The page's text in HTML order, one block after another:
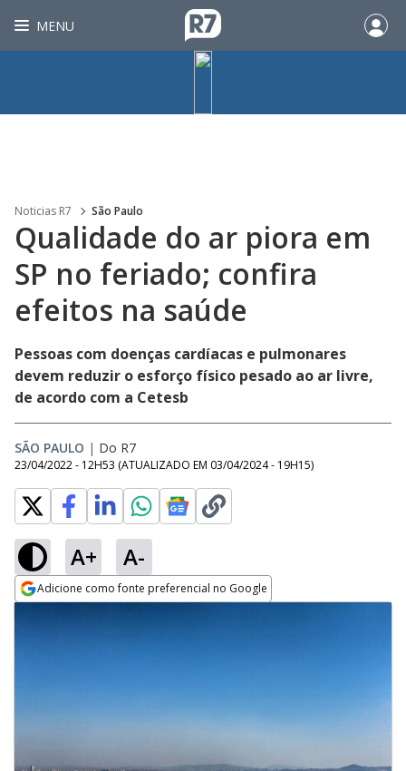
MENU
Noticias R7 São Paulo
Qualidade do ar piora em
SP no feriado; confira
efeitos na saúde
Pessoas com doenças cardíacas e pulmonares
devem reduzir o esforço físico pesado ao ar livre,
de acordo com a Cetesb
SÃO PAULO | Do R7
23/04/2022 - 12H53 (ATUALIZADO EM 03/04/2024 - 19H15)
A+ A-
Adicione como fonte preferencial no Google